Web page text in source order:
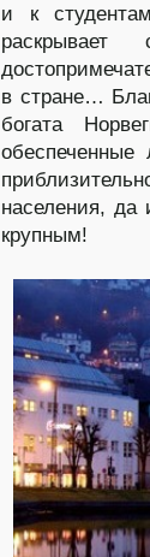
и к
в стране…
богата
населения, да
крупным!